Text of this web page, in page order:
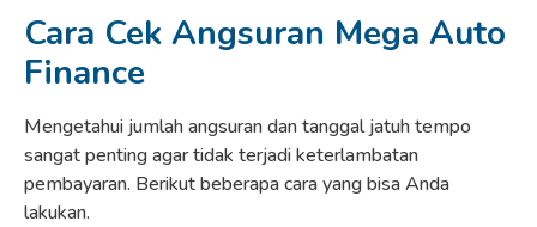
Cara Cek Angsuran Mega Auto
Finance
Mengetahui jumlah angsuran dan tanggal jatuh tempo
sangat penting agar tidak terjadi keterlambatan
pembayaran. Berikut beberapa cara yang bisa Anda
lakukan.